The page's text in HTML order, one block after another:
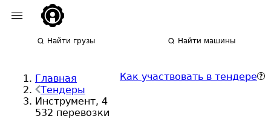
Найти грузы Найти машины
Главная
Тендеры
Инструмент, 4
532 перевозки
Как участвовать в тендере